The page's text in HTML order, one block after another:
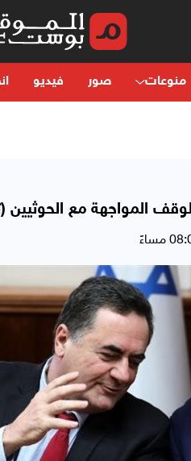
منوعات صور فيديو
المواجهة مع الحوثيين